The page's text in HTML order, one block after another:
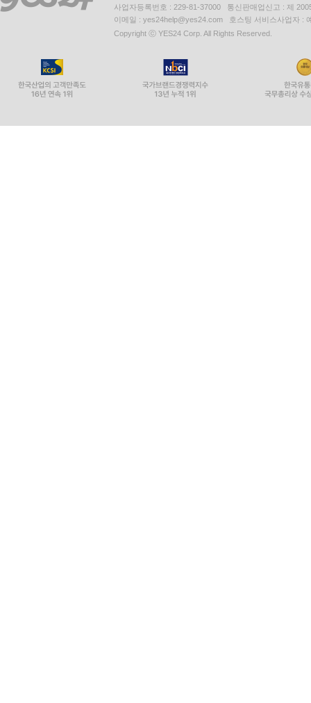
사업자등록번호 : 229-81-37000 통신판매업신고 : 제
이메일 : yes24help@yes24.com 호스팅 서비스사업자 :
Copyright ⓒ YES24 Corp. All Rights Reserved.